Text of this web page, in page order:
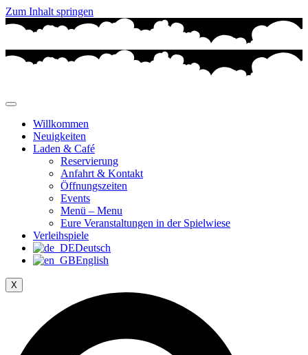
Zum Inhalt springen
Willkommen
Neuigkeiten
Laden & Café
Reservierung
Anfahrt & Kontakt
Öffnungszeiten
Events
Menü – Menu
Eure Veranstaltungen in der Spielwiese
Verleihspiele
Deutsch
English
X